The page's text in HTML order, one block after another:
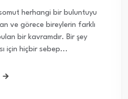
herhangi bir buluntuyu
ve görece bireylerin farklı
bir kavramdır. Bir şey
için hiçbir sebep...